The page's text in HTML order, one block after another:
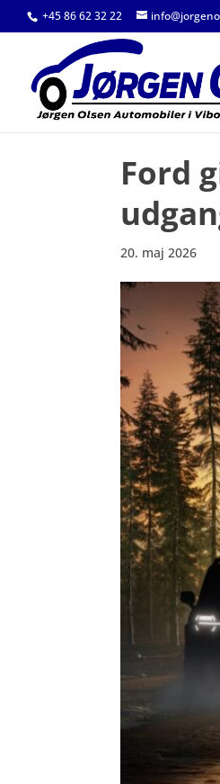
+45 86 62 32 22
Ford
20. maj 2026